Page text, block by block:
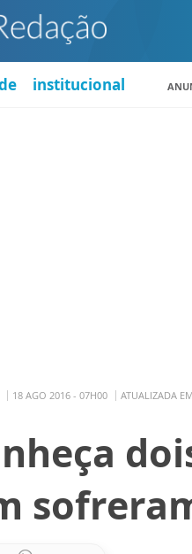
institucional
18 AGO 2016 - 07H00 ATUALIZADA